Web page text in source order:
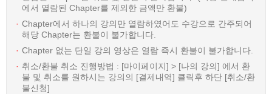
에서 열람된 Chapter를 제외한 금액만 환불)
Chapter에서 하나의 강의만 열람하였어도 수강으로 간주되어
해당 Chapter는 환불이 불가합니다.
Chapter 없는 단일 강의 영상은 열람 즉시 환불이 불가합니다.
취소/환불 취소 진행방법 : [마이페이지] > [나의 강의] 에서 환
불 및 취소를 원하시는 강의의 [결제내역] 클릭후 하단 [취소/환
불신청]